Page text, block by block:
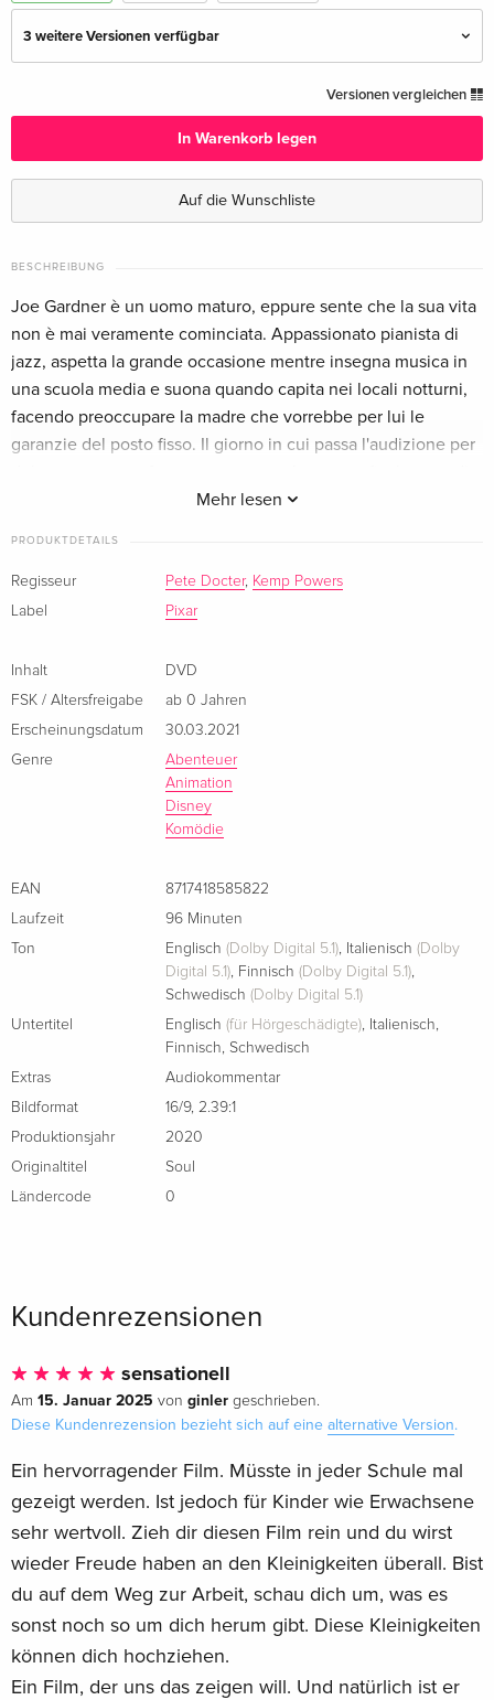
3 weitere Versionen verfügbar
Deutsch
CHF 11.50
Standard Edition
CHF 14.50
Französisch
Italienisch
Versionen vergleichen
In Warenkorb legen
Auf die Wunschliste
BESCHREIBUNG
Mehr lesen
Joe Gardner è un uomo maturo, eppure sente che la sua vita
non è mai veramente cominciata. Appassionato pianista di
jazz, aspetta la grande occasione mentre insegna musica in
una scuola media e suona quando capita nei locali notturni,
facendo preoccupare la madre che vorrebbe per lui le
garanzie del posto fisso. Il giorno in cui passa l'audizione per
avercela fatta, ma cade in un tombino scoperchiato e la sua
proprio ora, Joe imbroglia le carte e stringe un patto salvavita
con un'inquieta giovane anima, la numero 22.
PRODUKTDETAILS
Regisseur Pete Docter, Kemp Powers
Label
Pixar
Inhalt
DVD
FSK / Altersfreigabe
ab 0 Jahren
Erscheinungsdatum
30.03.2021
Genre
Abenteuer
Animation
Disney
Komödie
EAN
8717418585822
Laufzeit
96 Minuten
Ton
Englisch (Dolby Digital 5.1), Italienisch (Dolby
Digital 5.1), Finnisch (Dolby Digital 5.1),
Schwedisch (Dolby Digital 5.1)
Untertitel
Englisch (für Hörgeschädigte), Italienisch,
Finnisch, Schwedisch
Extras
Audiokommentar
Bildformat
16/9, 2.39:1
Produktionsjahr
2020
Originaltitel
Soul
Ländercode
0
Kundenrezensionen
sensationell
Am 15. Januar 2025 von ginler geschrieben.
Diese Kundenrezension bezieht sich auf eine alternative Version.
Ein hervorragender Film. Müsste in jeder Schule mal
gezeigt werden. Ist jedoch für Kinder wie Erwachsene
sehr wertvoll. Zieh dir diesen Film rein und du wirst
wieder Freude haben an den Kleinigkeiten überall. Bist
du auf dem Weg zur Arbeit, schau dich um, was es
sonst noch so um dich herum gibt. Diese Kleinigkeiten
können dich hochziehen.
Ein Film, der uns das zeigen will. Und natürlich ist er